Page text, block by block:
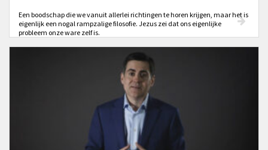
Een boodschap die we vanuit allerlei richtingen te horen krijgen, maar het is
eigenlijk een nogal rampzalige filosofie. Jezus zei dat ons eigenlijke
probleem onze ware zelf is.